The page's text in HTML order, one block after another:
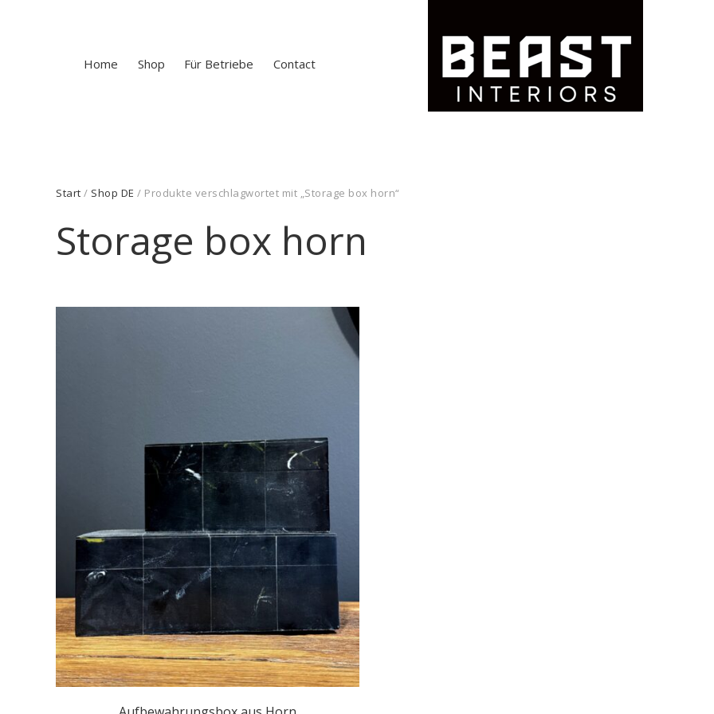
Home Shop Für Betriebe Contact
Start / Shop DE / Produkte verschlagwortet mit „Storage box horn“
Storage box horn